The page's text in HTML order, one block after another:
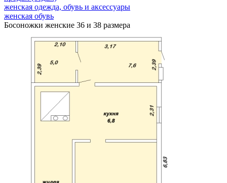
женская одежда, обувь и аксессуары
женская обувь
Босоножки женские 36 и 38 размера